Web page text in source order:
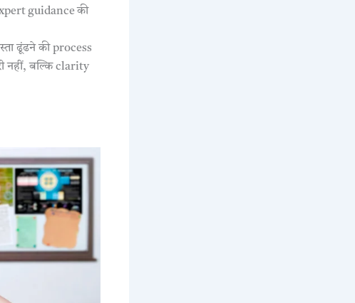
guidance की
ढूंढने की process
नहीं, बल्कि clarity